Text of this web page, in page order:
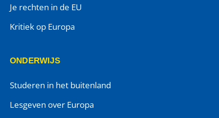
Je rechten in de EU
Kritiek op Europa
ONDERWIJS
Studeren in het buitenland
Lesgeven over Europa